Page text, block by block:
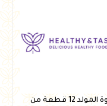
حلاوة المولد 12 قطعة من